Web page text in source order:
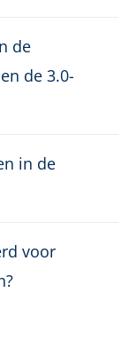
de
de 3.0-
in de
voor